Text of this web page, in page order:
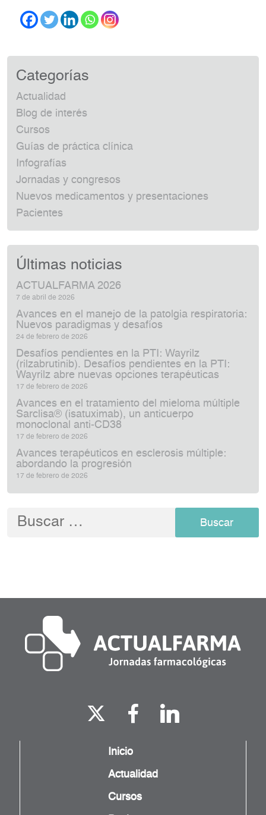
Categorías
Actualidad
Blog de interés
Cursos
Guías de práctica clínica
Infografías
Jornadas y congresos
Nuevos medicamentos y presentaciones
Pacientes
Últimas noticias
ACTUALFARMA 2026
7 de abril de 2026
Avances en el manejo de la patolgia respiratoria:
Nuevos paradigmas y desafíos
24 de febrero de 2026
Desafíos pendientes en la PTI: Wayrilz
(rilzabrutinib). Desafíos pendientes en la PTI:
Wayrilz abre nuevas opciones terapéuticas
17 de febrero de 2026
Avances en el tratamiento del mieloma múltiple
Sarclisa® (isatuximab), un anticuerpo
monoclonal anti‑CD38
17 de febrero de 2026
Avances terapéuticos en esclerosis múltiple:
abordando la progresión
17 de febrero de 2026
Buscar:
Inicio
Actualidad
Cursos